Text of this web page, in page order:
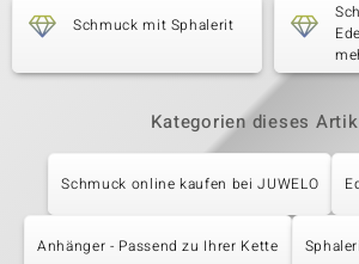
Schmuck mit Sphalerit
Kategorien dieses
Schmuck online kaufen bei JUWELO
Anhänger - Passend zu Ihrer Kette